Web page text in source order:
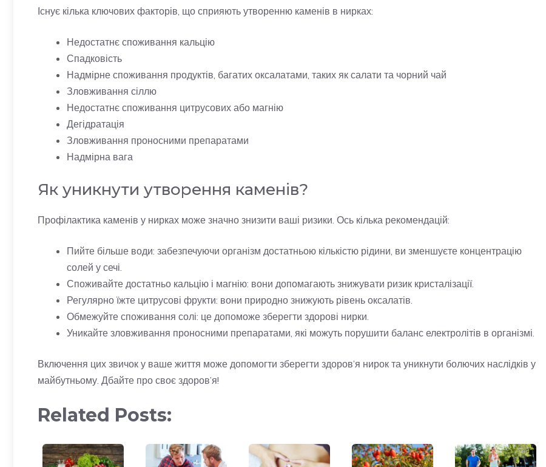
Існує кілька ключових факторів, що сприяють утворенню каменів в нирках:
Недостатнє споживання кальцію
Спадковість
Надмірне споживання продуктів, багатих оксалатами, таких як салати та чорний чай
Зловживання сіллю
Недостатнє споживання цитрусових або магнію
Дегідратація
Зловживання проносними препаратами
Надмірна вага
Як уникнути утворення каменів?
Профілактика каменів у нирках може значно знизити ваші ризики. Ось кілька рекомендацій:
Пийте більше води: забезпечуючи організм достатньою кількістю рідини, ви зменшуєте концентрацію
солей у сечі.
Споживайте достатньо кальцію і магнію: вони допомагають знижувати ризик кристалізації.
Регулярно їжте цитрусові фрукти: вони природно знижують рівень оксалатів.
Обмежуйте споживання солі: це допоможе зберегти здорові нирки.
Уникайте зловживання проносними препаратами, які можуть порушити баланс електролітів в організмі.
Включення цих звичок у ваше життя може допомогти зберегти здоров’я нирок та уникнути болючих наслідків у
майбутньому. Дбайте про своє здоров’я!
Related Posts: